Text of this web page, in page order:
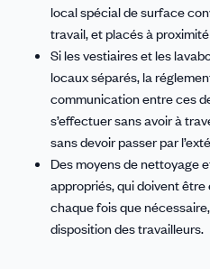
local spécial de surface
travail, et placés à
Si les vestiaires et les
locaux séparés, la
communication entre ces
s’effectuer sans avoir à
sans devoir passer par
Des moyens de nettoyage
appropriés, qui doivent
chaque fois que
disposition des travailleurs.